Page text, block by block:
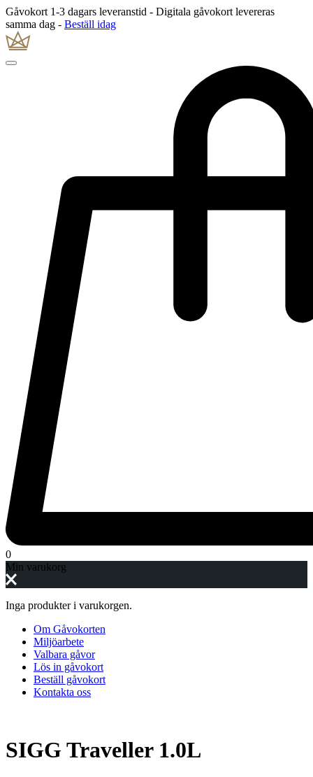
Gåvokort 1-3 dagars leveranstid - Digitala gåvokort levereras
samma dag - Beställ idag
0
Min varukorg
Inga produkter i varukorgen.
Om Gåvokorten
Miljöarbete
Valbara gåvor
Lös in gåvokort
Beställ gåvokort
Kontakta oss
SIGG Traveller 1.0L